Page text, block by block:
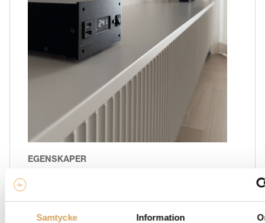
Samtycke Information
EGENSKAPER
Design Linjär strömförsörjning